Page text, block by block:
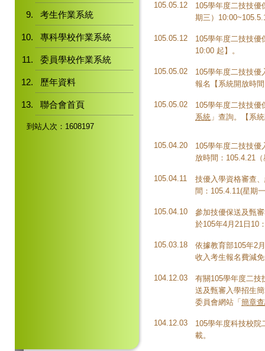
考生作業系統
專科學校作業系統
委員學校作業系統
歷年資料
聯合會首頁
到站人次：1608197
105.05.12
105學年度二技技優
期三）
105.05.12
105學年度二技技優
10:00 起】。
105.05.02
105學年度二技技優
報名【系統開放時
105.05.02
105學年度二技技優
系統 」查詢。【系
105.04.20
105學年度二技技
放時間：105.4.21
105.04.11
技優入學資格審查
間：105.4.11(星期
105.04.10
參加技優保送及甄
於105年4月21日10
105.03.18
依據教育部105年2
收入考生報名費減
104.12.03
有關105學年度二技
送及甄審入學招生
委員會網站「 簡章
104.12.03
105學年度科技校
載。